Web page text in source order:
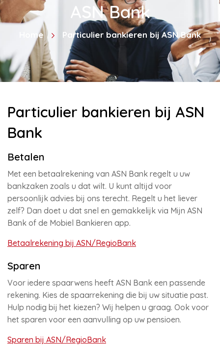
ASN Bank
Home Particulier bankieren bij ASN Bank
Particulier bankieren bij ASN
Bank
Betalen
Met een betaalrekening van ASN Bank regelt u uw
bankzaken zoals u dat wilt. U kunt altijd voor
persoonlijk advies bij ons terecht. Regelt u het liever
zelf? Dan doet u dat snel en gemakkelijk via Mijn ASN
Bank of de Mobiel Bankieren app.
Betaalrekening bij ASN/RegioBank
Sparen
Voor iedere spaarwens heeft ASN Bank een passende
rekening. Kies de spaarrekening die bij uw situatie past.
Hulp nodig bij het kiezen? Wij helpen u graag. Ook voor
het sparen voor een aanvulling op uw pensioen.
Sparen bij ASN/RegioBank